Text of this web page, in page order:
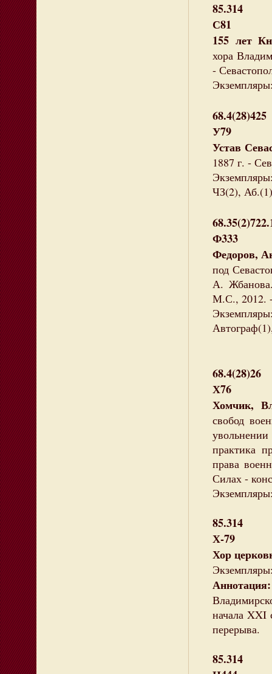
85.314
С81
155 лет
хора
-
68.4(28)425
У79
Устав
1887 г. -
ЧЗ(2),
Ф333
Федоров,
под
А.
М.С., 2012.
68.4(28)26
Х76
Хомчик,
свобод
практика
права
Силах -
85.314
Х-79
Хор
Аннотация:
начала XXI
перерыва.
85.314